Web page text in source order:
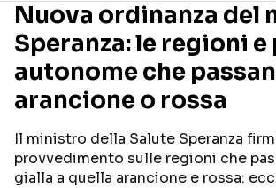
Seguici sui social
Nuova ordinanza del
Speranza: le regioni
autonome che
arancione o rossa
Il ministro della Salute Speranza
provvedimento sulle regioni che
gialla a quella arancione e rossa: